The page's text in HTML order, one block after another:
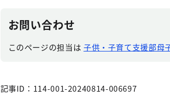
お問い合わせ
このページの担当は 子供・子育て支援部母
記事ID：114-001-20240814-006697